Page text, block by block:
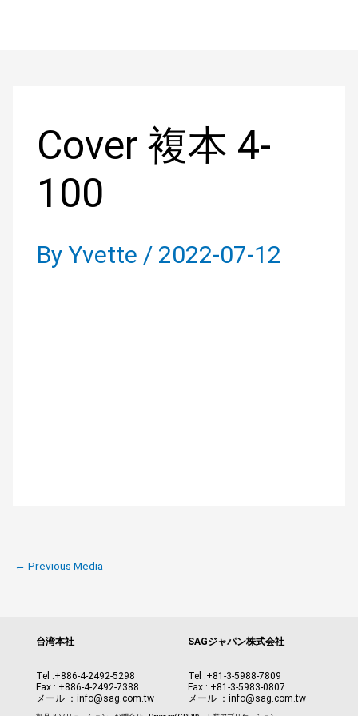
Cover 複本 4-
100
ByYvette / 2022-07-12
← Previous Media
台湾本社
Tel :+886-4-2492-5298
Fax : +886-4-2492-7388
メール ： info@sag.com.tw
SAGジャパン株式会社
Tel :+81-3-5988-7809
Fax : +81-3-5983-0807
メール ：info@sag.com.tw